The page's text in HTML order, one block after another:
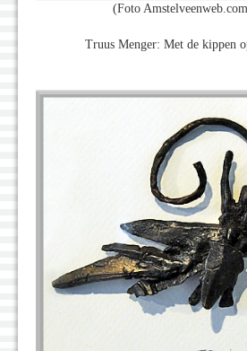
(Foto
Truus Menger: Met de kippen